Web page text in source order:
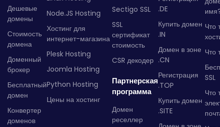
Дешевые
домены
Стоимость
домена
Доменный
брокер
Бесплатный
домен
Конвертер
доменов
Node.JS Hosting
Хостинг для
интернет-магазина
Plesk Hosting
Joomla Hosting
Python Hosting
Цены на хостинг
Sectigo SSL
SSL
сертификат
стоимость
CSR декодер
Партнерская
программа
Домен
реселлер
.DE
Купить домен
.IN
Домен в зоне
.CN
Регистрация
.TOP
Купить домен
.SITE
Что
Что
SSL
Что